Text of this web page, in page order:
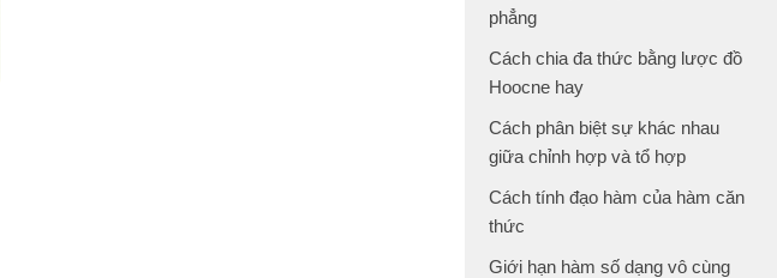
phẳng
Cách chia đa thức bằng lược đồ
Hoocne hay
Cách phân biệt sự khác nhau
giữa chỉnh hợp và tổ hợp
Cách tính đạo hàm của hàm căn
thức
Giới hạn hàm số dạng vô cùng